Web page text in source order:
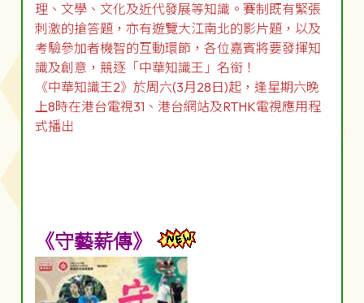
理、文學、文化及近代發展等知識。賽制既有緊張
刺激的搶答題，亦有遊覽大江南北的影片題，以及
考驗參加者機智的互動環節，各位嘉賓將要發揮知
識及創意，競逐「中華知識王」名銜！
《中華知識王2》於周六(3月28日)起，逢星期六晚
上8時在港台電視31、港台網站及RTHK電視應用程
式播出
《守藝薪傳》